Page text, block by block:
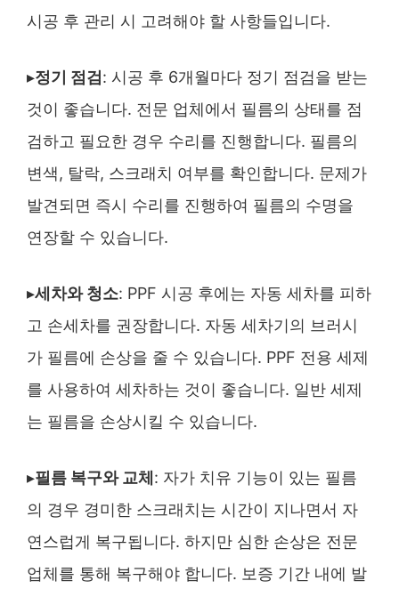
시공 후 관리 시 고려해야 할 사항들입니다.
▸정기 점검 : 시공 후 6개월마다 정기 점검을 받는
것이 좋습니다. 전문 업체에서 필름의 상태를 점
검하고 필요한 경우 수리를 진행합니다. 필름의
변색, 탈락, 스크래치 여부를 확인합니다. 문제가
발견되면 즉시 수리를 진행하여 필름의 수명을
연장할 수 있습니다.
▸세차와 청소: PPF 시공 후에는 자동 세차를 피하
고 손세차를 권장합니다. 자동 세차기의 브러시
가 필름에 손상을 줄 수 있습니다. PPF 전용 세제
를 사용하여 세차하는 것이 좋습니다. 일반 세제
는 필름을 손상시킬 수 있습니다.
▸필름 복구와 교체 : 자가 치유 기능이 있는 필름
의 경우 경미한 스크래치는 시간이 지나면서 자
연스럽게 복구됩니다. 하지만 심한 손상은 전문
업체를 통해 복구해야 합니다. 보증 기간 내에 발